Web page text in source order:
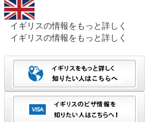
イギリスの情報をもっと詳しく
イギリスの情報をもっと詳しく